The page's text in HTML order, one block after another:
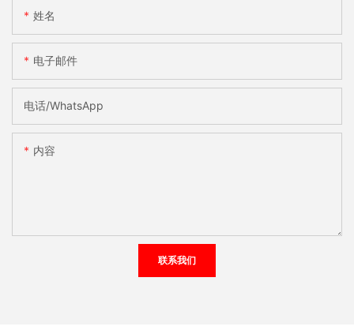
姓名
电子邮件
电话/WhatsApp
内容
联系我们